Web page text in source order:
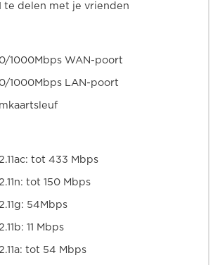
te delen met je vrienden
1000Mbps WAN-poort
1000Mbps LAN-poort
tot 433 Mbps
tot 150 Mbps
54Mbps
11 Mbps
tot 54 Mbps